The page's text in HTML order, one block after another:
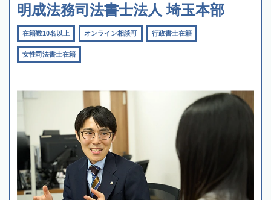
明成法務司法書士法人 埼玉本部
在籍数10名以上 オンライン相談可 行政書士在籍
女性司法書士在籍